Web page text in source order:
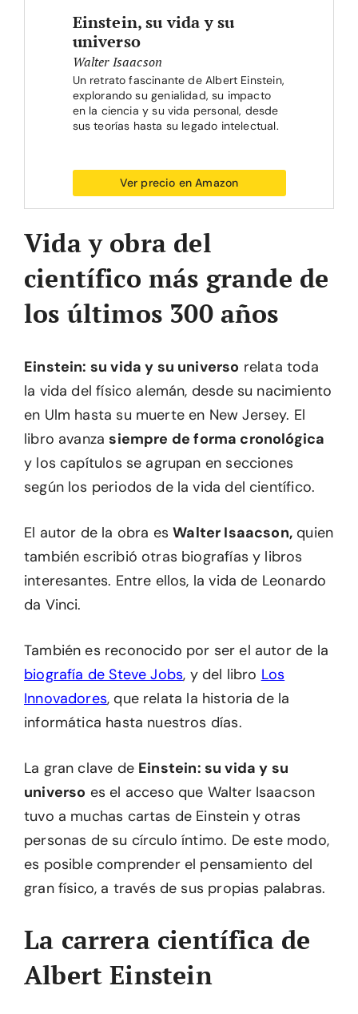
Einstein, su vida y su
universo
Walter Isaacson
Un retrato fascinante de Albert Einstein,
explorando su genialidad, su impacto
en la ciencia y su vida personal, desde
sus teorías hasta su legado intelectual.
Ver precio en Amazon
Vida y obra del
científico más grande de
los últimos 300 años
Einstein: su vida y su universo relata toda
la vida del físico alemán, desde su nacimiento
en Ulm hasta su muerte en New Jersey. El
libro avanzasiempre de forma cronológica
y los capítulos se agrupan en secciones
según los periodos de la vida del científico.
El autor de la obra esWalter Isaacson, quien
también escribió otras biografías y libros
interesantes. Entre ellos, la vida de Leonardo
da Vinci.
También es reconocido por ser el autor de la
biografía de Steve Jobs, y del libro Los
Innovadores, que relata la historia de la
informática hasta nuestros días.
La gran clave de Einstein: su vida y su
universo es el acceso que Walter Isaacson
tuvo a muchas cartas de Einstein y otras
personas de su círculo íntimo. De este modo,
es posible comprender el pensamiento del
gran físico, a través de sus propias palabras.
La carrera científica de
Albert Einstein